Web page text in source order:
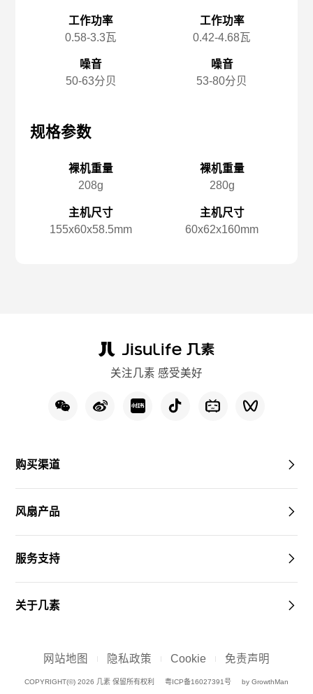
工作功率
0.58-3.3瓦
噪音
50-63分贝
规格参数
裸机重量
208g
主机尺寸
155x️60x️58.5mm
工作功率
0.42-4.68瓦
噪音
53-80分贝
裸机重量
280g
主机尺寸
60x️62x️160mm
关注几素 感受美好
购买渠道
风扇产品
服务支持
关于几素
COPYRIGHT(©) 2026 几素 保留所有权利 粤ICP备16027391号 by GrowthMan
网站地图 隐私政策 Cookie 免责声明